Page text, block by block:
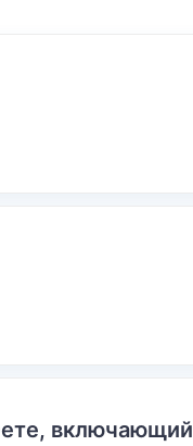
включающий